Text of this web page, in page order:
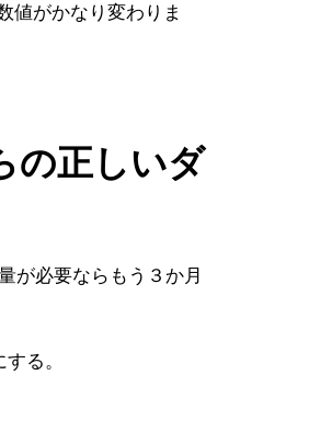
値がかなり変わりま
の正しいダ
が必要ならもう３か月
る。